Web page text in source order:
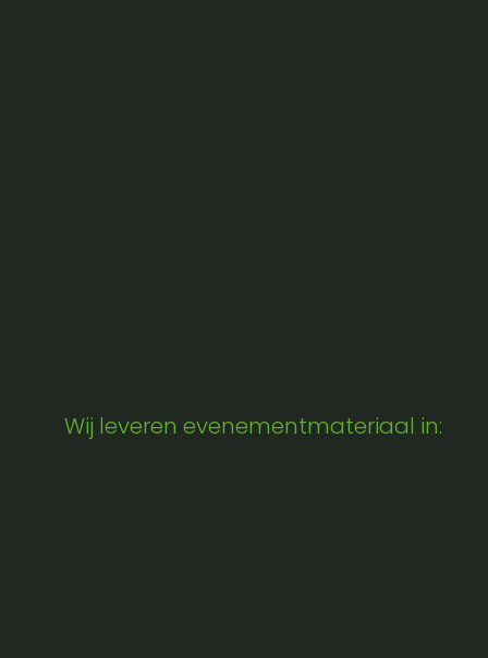
Wij leveren evenementmateriaal in: